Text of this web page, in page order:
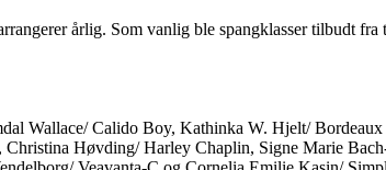
årlig. Som vanlig ble spangklasser tilbudt fra
Wallace/ Calido Boy, Kathinka W. Hjelt/
Høvding/ Harley Chaplin, Signe Marie